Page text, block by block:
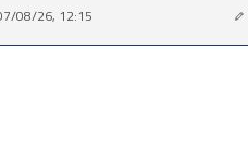
08/26, 12:15